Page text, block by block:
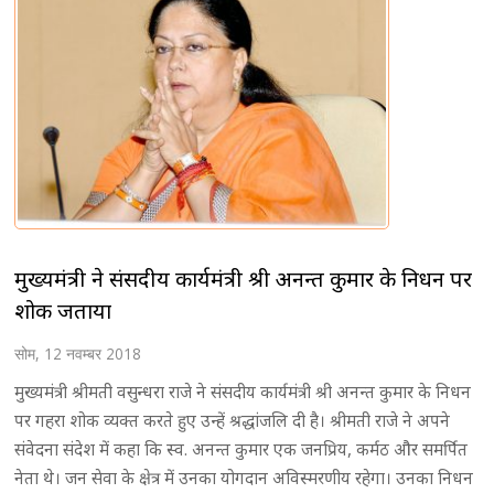
मुख्यमंत्री ने संसदीय कार्यमंत्री श्री अनन्त कुमार के निधन पर
शोक जताया
सोम, 12 नवम्बर 2018
मुख्यमंत्री श्रीमती वसुन्धरा राजे ने संसदीय कार्यमंत्री श्री अनन्त कुमार के निधन
पर गहरा शोक व्यक्त करते हुए उन्हें श्रद्धांजलि दी है। श्रीमती राजे ने अपने
संवेदना संदेश में कहा कि स्व. अनन्त कुमार एक जनप्रिय, कर्मठ और समर्पित
नेता थे। जन सेवा के क्षेत्र में उनका योगदान अविस्मरणीय रहेगा। उनका निधन